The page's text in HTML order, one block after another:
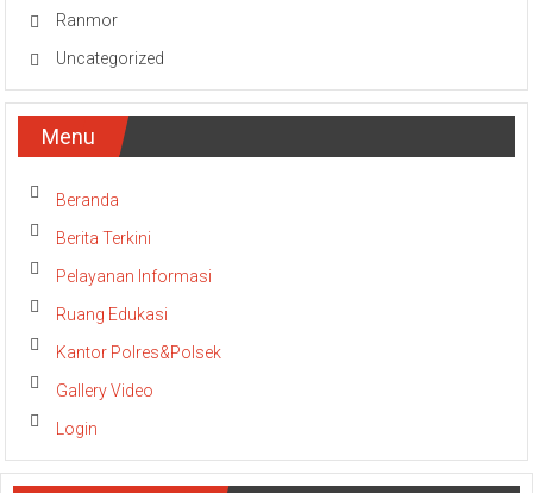
Ranmor
Uncategorized
Menu
Beranda
Berita Terkini
Pelayanan Informasi
Ruang Edukasi
Kantor Polres&Polsek
Gallery Video
Login